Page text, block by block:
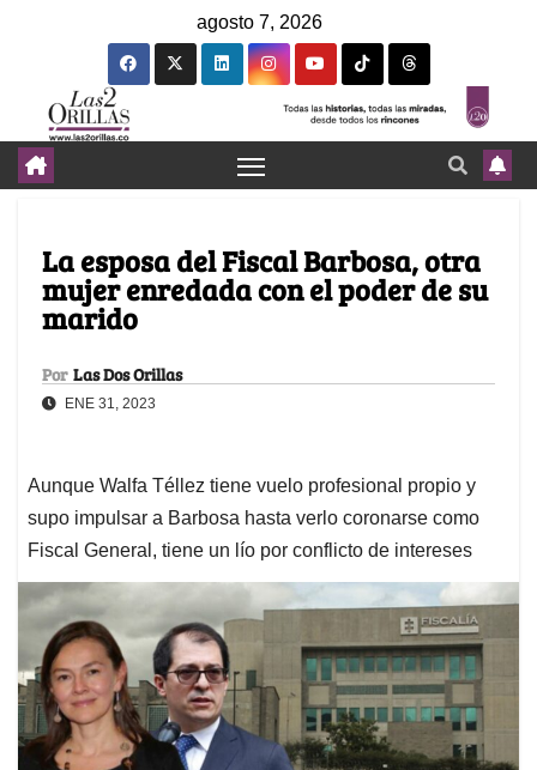
agosto 7, 2026
La esposa del Fiscal Barbosa, otra
mujer enredada con el poder de su
marido
Por Las Dos Orillas
ENE 31, 2023
Aunque Walfa Téllez tiene vuelo profesional propio y
supo impulsar a Barbosa hasta verlo coronarse como
Fiscal General, tiene un lío por conflicto de intereses